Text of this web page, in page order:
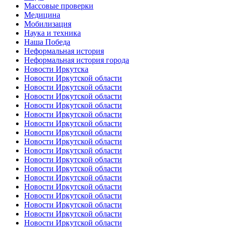
Массовые проверки
Медицина
Мобилизация
Наука и техника
Наша Победа
Неформальная история
Неформальная история города
Новости Иркутска
Новости Иркутской области
Новости Иркутской области
Новости Иркутской области
Новости Иркутской области
Новости Иркутской области
Новости Иркутской области
Новости Иркутской области
Новости Иркутской области
Новости Иркутской области
Новости Иркутской области
Новости Иркутской области
Новости Иркутской области
Новости Иркутской области
Новости Иркутской области
Новости Иркутской области
Новости Иркутской области
Новости Иркутской области